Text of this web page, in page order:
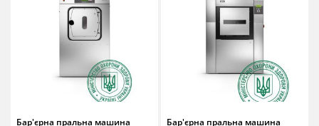
Бар'єрна пральна машина
Бар'єрна пральна машина